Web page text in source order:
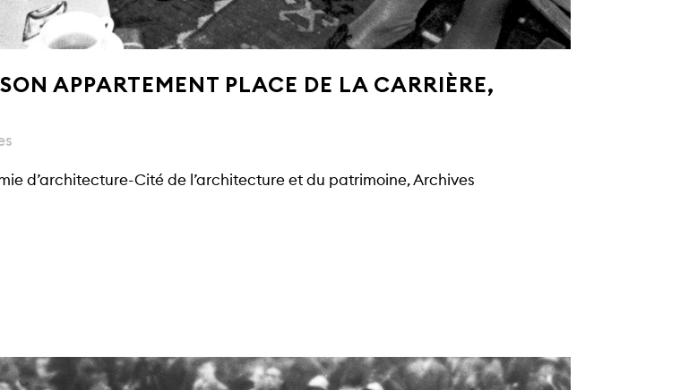
APPARTEMENT PLACE DE LA CARRIÈRE,
d’architecture-Cité de l’architecture et du patrimoine, Archives